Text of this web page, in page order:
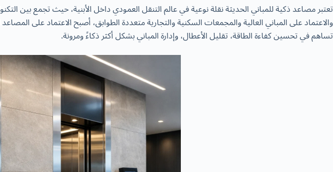
تعتبر مصاعد ذكية للمباني الحديثة نقلة نوعية في عالم التنقل العمودي داخل الأبنية، حيث تجمع بين
والاعتماد على المباني العالية والمجمعات السكنية والتجارية متعددة الطوابق، أصبح الاعتماد على
تساهم في تحسين كفاءة الطاقة، تقليل الأعطال، وإدارة المباني بشكل أكثر ذكاءً ومرونة.